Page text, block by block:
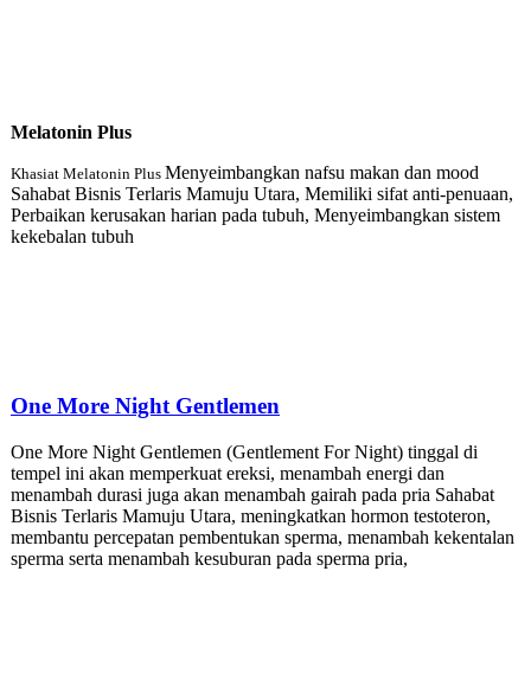
Melatonin Plus
Khasiat Melatonin Plus Menyeimbangkan nafsu makan dan mood
Sahabat Bisnis Terlaris Mamuju Utara, Memiliki sifat anti-penuaan,
Perbaikan kerusakan harian pada tubuh, Menyeimbangkan sistem
kekebalan tubuh
One More Night Gentlemen
One More Night Gentlemen (Gentlement For Night) tinggal di
tempel ini akan memperkuat ereksi, menambah energi dan
menambah durasi juga akan menambah gairah pada pria Sahabat
Bisnis Terlaris Mamuju Utara, meningkatkan hormon testoteron,
membantu percepatan pembentukan sperma, menambah kekentalan
sperma serta menambah kesuburan pada sperma pria,